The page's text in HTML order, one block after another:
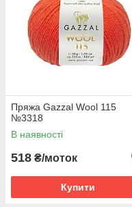
Пряжа Gazzal Wool 115
№3318
В наявності
518 ₴/моток
Купити